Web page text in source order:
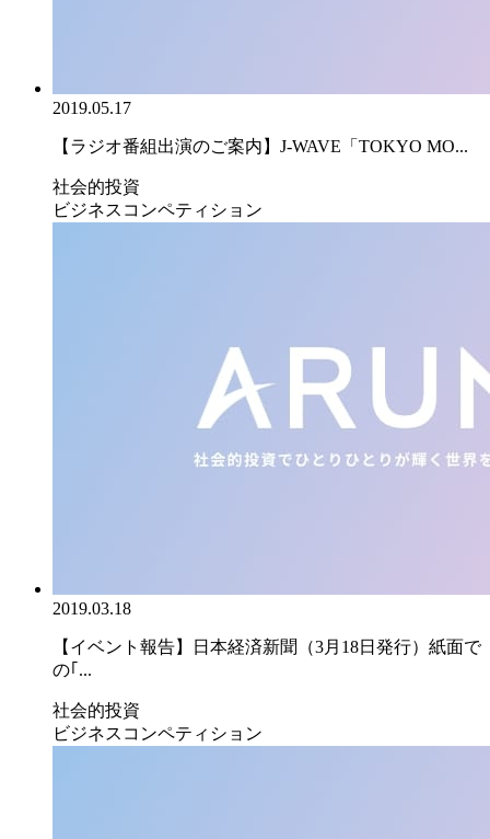
2019.05.17
【ラジオ番組出演のご案内】J-WAVE「TOKYO MO...
社会的投資
ビジネスコンペティション
2019.03.18
【イベント報告】日本経済新聞（3月18日発行）紙面で
の｢...
社会的投資
ビジネスコンペティション